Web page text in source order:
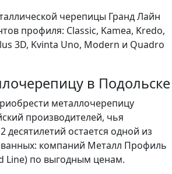
черепицы Гранд Лайн
профиля: Classic, Kamea, Kredo,
3D, Kvinta Uno, Modern и Quadro
в Подольске
металлочерепицу
производителей, чья
десятилетий остается одной из
компаний Металл Профиль
Line) по выгодным ценам.